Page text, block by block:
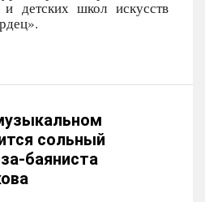
детских школ искусств
сольный
баяниста